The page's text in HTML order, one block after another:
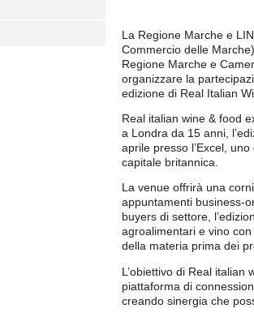
La Regione Marche e
Commercio delle
Regione Marche e
organizzare la
edizione di Real Italian
Real italian wine & food
a Londra da 15 anni,
aprile presso l’Excel,
capitale britannica.
La venue offrirà una
appuntamenti business-
buyers di settore,
agroalimentari e vino
della materia prima dei
L’obiettivo di Real italian
piattaforma di
creando sinergia che